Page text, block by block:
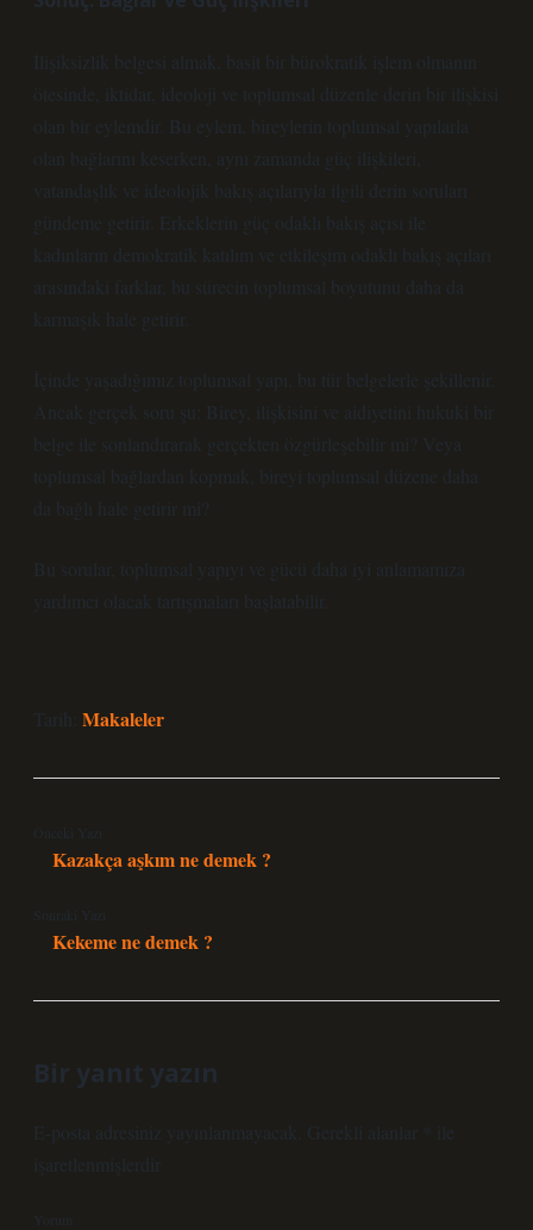
İlişiksizlik belgesi almak, basit bir bürokratik işlem olmanın
ötesinde, iktidar, ideoloji ve toplumsal düzenle derin bir ilişkisi
olan bir eylemdir. Bu eylem, bireylerin toplumsal yapılarla
olan bağlarını keserken, aynı zamanda güç ilişkileri,
vatandaşlık ve ideolojik bakış açılarıyla ilgili derin soruları
gündeme getirir. Erkeklerin güç odaklı bakış açısı ile
kadınların demokratik katılım ve etkileşim odaklı bakış açıları
arasındaki farklar, bu sürecin toplumsal boyutunu daha da
karmaşık hale getirir.
İçinde yaşadığımız toplumsal yapı, bu tür belgelerle şekillenir.
Ancak gerçek soru şu: Birey, ilişkisini ve aidiyetini hukuki bir
belge ile sonlandırarak gerçekten özgürleşebilir mi? Veya
toplumsal bağlardan kopmak, bireyi toplumsal düzene daha
da bağlı hale getirir mi?
Bu sorular, toplumsal yapıyı ve gücü daha iyi anlamamıza
yardımcı olacak tartışmaları başlatabilir.
Tarih: Makaleler
Önceki Yazı
Kazakça aşkım ne demek ?
Sonraki Yazı
Kekeme ne demek ?
Bir yanıt yazın
E-posta adresiniz yayınlanmayacak. Gerekli alanlar
ile
işaretlenmişlerdir
Yorum